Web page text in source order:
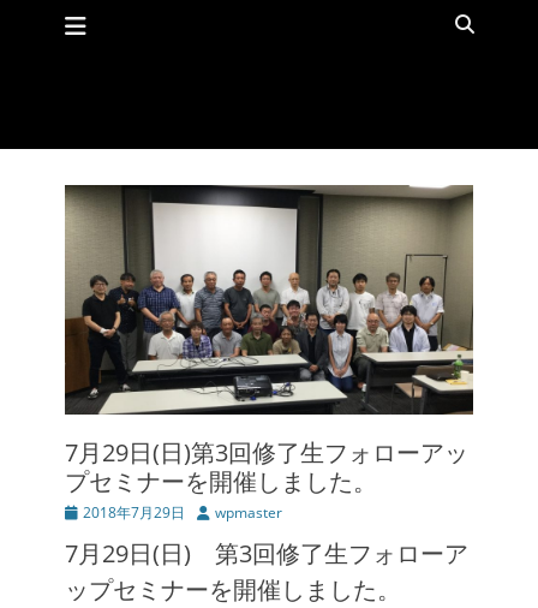
メインメニュー
7月29日(日)第3回修了生フォローアッ
プセミナーを開催しました。
投
日
2018年7月29日
投 wpmaster
7月29日(日) 第3回修了生フォローア
ップセミナーを開催しました。